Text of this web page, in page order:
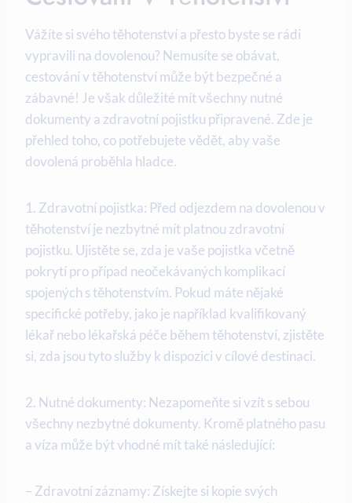
Vážíte si svého těhotenství a přesto ⁤byste se rádi
vypravili ‍na dovolenou? Nemusíte se obávat,
cestování v těhotenství může ⁢být⁢ bezpečné a
zábavné! Je však důležité mít všechny nutné
⁣dokumenty‍ a zdravotní pojistku připravené. Zde je
přehled ⁤toho, co potřebujete vědět, aby vaše
dovolená proběhla hladce.
1. Zdravotní pojistka: Před odjezdem na dovolenou v
těhotenství je ⁢nezbytné mít platnou⁢ zdravotní
⁤pojistku. Ujistěte se, zda je vaše pojistka včetně
pokrytí ⁤pro případ neočekávaných komplikací
spojených s ​těhotenstvím. Pokud‍ máte⁢ nějaké
specifické potřeby, jako je například kvalifikovaný
lékař nebo lékařská péče během těhotenství, zjistěte
si, zda jsou tyto služby k dispozici v cílové destinaci.
2. Nutné ‌dokumenty: Nezapomeňte si vzít s​ sebou
⁣všechny nezbytné dokumenty. Kromě platného ⁣pasu
a víza může ⁢být vhodné mít také následující:
– Zdravotní záznamy: Získejte si ⁤kopie ⁢svých